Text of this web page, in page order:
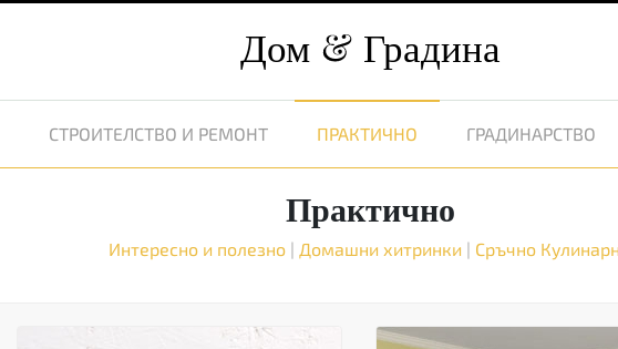
Дом Градина
СТРОИТЕЛСТВО И РЕМОНТ ПРАКТИЧНО ГРАДИНАРСТВО
Практично
Интересно и полезно | Домашни хитринки | Сръчно